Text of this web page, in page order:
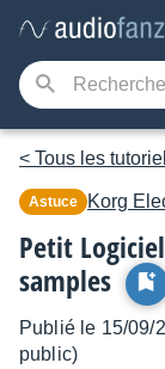
< Tous les
Astuce Korg
Petit
samples
Publié le 15/09/
public)